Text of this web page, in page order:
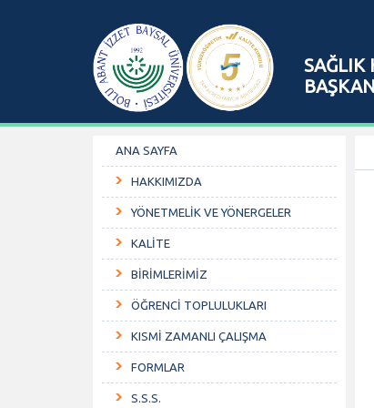
SAĞLIK
ANA SAYFA
HAKKIMIZDA
YÖNETMELİK VE YÖNERGELER
KALİTE
BİRİMLERİMİZ
ÖĞRENCİ TOPLULUKLARI
KISMİ ZAMANLI ÇALIŞMA
FORMLAR
S.S.S.